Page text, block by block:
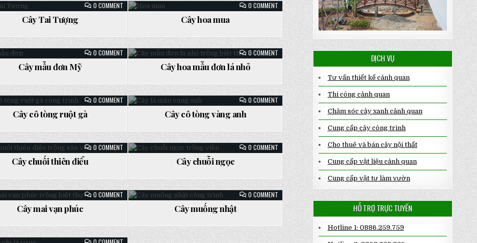
0 COMMENTON
CÂY
Posted
in
Cây Tai Tượng
0 COMMENT ON
CÂY
HOA
MUA
in
Cây hoa mua
0 COMMENTON
CÂY
Posted
in
Cây mẫu đơn Mỹ
0 COMMENT ON
CÂY
HOA
MẪU
ĐƠN
LÁ
NHỎ
Posted
in
Cây hoa mẫu đơn lá nhỏ
0 COMMENTON
CÂY
GÀ
Posted
in
Cây cô tòng ruột gà
0 COMMENT ON
CÂY
CÔ
TÒNG
VÀNG
ANH
Posted
in
Cây cô tòng vàng anh
0 COMMENTON
CÂY
Posted
in
Cây chuối thiên điểu
0 COMMENT ON
CÂY
CHUỖI
NGỌC
Posted
in
Cây chuỗi ngọc
0 COMMENTON
CÂY
Cây mai vạn phúc
0 COMMENT ON
CÂY
MUỐNG
NHẬT
Posted
in
Cây muống nhật
ON
DỊCH VỤ
Tư vấn thiết kế cảnh quan
Thi công cảnh quan
Chăm sóc cây xanh cảnh quan
Cung cấp cây công trình
Cho thuê và bán cây nội thất
Cung cấp vật liệu cảnh quan
Cung cấp vật tư làm vườn
HỖ TRỢ TRỰC TUYẾN
Hotline 1: 0886.259.759